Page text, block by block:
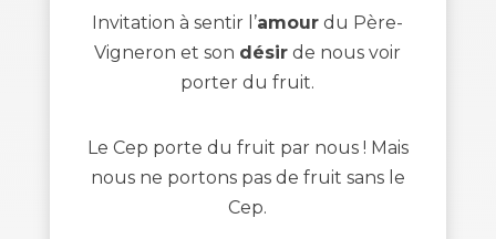
Invitation à sentir l’amour du Père-
Vigneron et son désir de nous voir
porter du fruit.
Le Cep porte du fruit par nous ! Mais
nous ne portons pas de fruit sans le
Cep.